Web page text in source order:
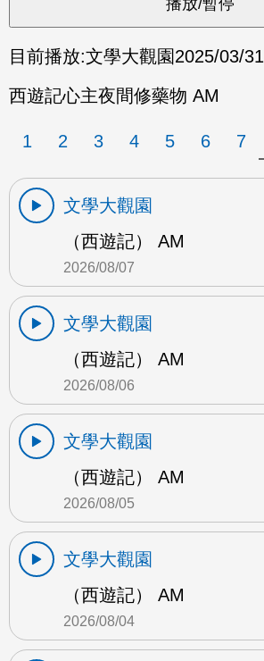
目前播放:文學大觀園2025/03/31
西遊記心主夜間修藥物 AM
1 2 3 4 5 6 7
文學大觀園
（西遊記） AM
2026/08/07
文學大觀園
（西遊記） AM
2026/08/06
文學大觀園
（西遊記） AM
2026/08/05
文學大觀園
（西遊記） AM
2026/08/04